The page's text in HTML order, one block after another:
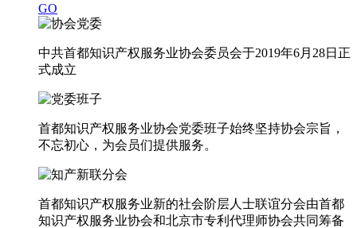
GO
中共首都知识产权服务业协会委员会于2019年6月28日正
式成立
首都知识产权服务业协会党委班子始终坚持协会宗旨，
不忘初心，为会员们提供服务。
首都知识产权服务业新的社会阶层人士联谊分会由首都
知识产权服务业协会和北京市专利代理师协会共同筹备